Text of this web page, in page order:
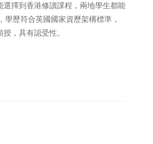
擇到香港修讀課程，兩地學生都能
歷符合英國國家資歷架構標準，
，具有認受性。